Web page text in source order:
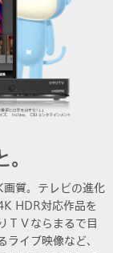
質。テレビの進化
HDR対応作品を
ＴＶならまるで目
イブ映像など、